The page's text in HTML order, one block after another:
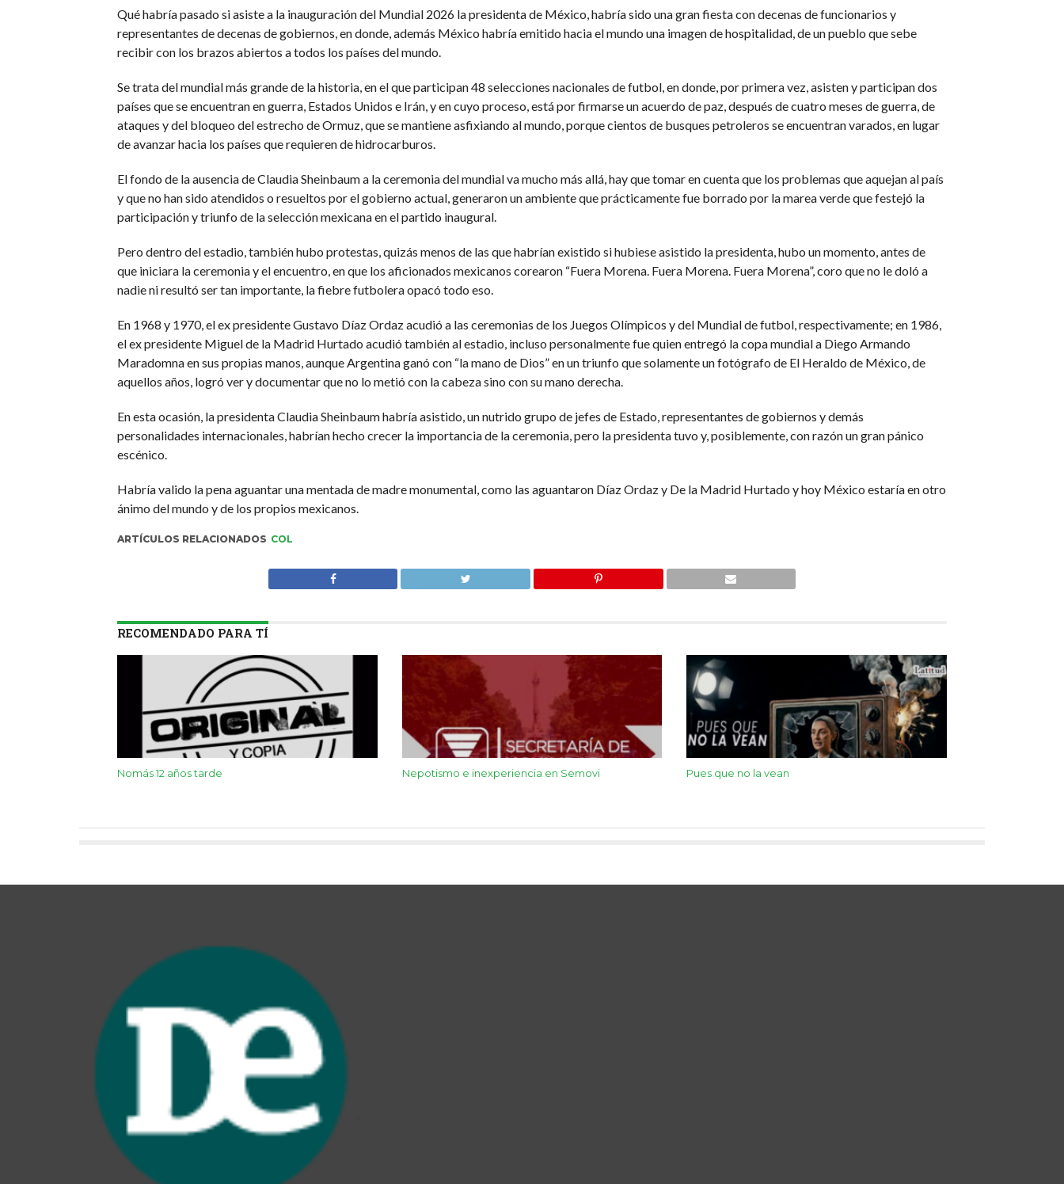
Qué habría pasado si asiste a la inauguración del Mundial 2026 la presidenta de México, habría sido una gran fiesta con decenas de funcionarios y
representantes de decenas de gobiernos, en donde, además México habría emitido hacia el mundo una imagen de hospitalidad, de un pueblo que sebe
recibir con los brazos abiertos a todos los países del mundo.
Se trata del mundial más grande de la historia, en el que participan 48 selecciones nacionales de futbol, en donde, por primera vez, asisten y participan dos
países que se encuentran en guerra, Estados Unidos e Irán, y en cuyo proceso, está por firmarse un acuerdo de paz, después de cuatro meses de guerra, de
ataques y del bloqueo del estrecho de Ormuz, que se mantiene asfixiando al mundo, porque cientos de busques petroleros se encuentran varados, en lugar
de avanzar hacia los países que requieren de hidrocarburos.
El fondo de la ausencia de Claudia Sheinbaum a la ceremonia del mundial va mucho más allá, hay que tomar en cuenta que los problemas que aquejan al país
y que no han sido atendidos o resueltos por el gobierno actual, generaron un ambiente que prácticamente fue borrado por la marea verde que festejó la
participación y triunfo de la selección mexicana en el partido inaugural.
Pero dentro del estadio, también hubo protestas, quizás menos de las que habrían existido si hubiese asistido la presidenta, hubo un momento, antes de
que iniciara la ceremonia y el encuentro, en que los aficionados mexicanos corearon “Fuera Morena. Fuera Morena. Fuera Morena”, coro que no le doló a
nadie ni resultó ser tan importante, la fiebre futbolera opacó todo eso.
En 1968 y 1970, el ex presidente Gustavo Díaz Ordaz acudió a las ceremonias de los Juegos Olímpicos y del Mundial de futbol, respectivamente; en 1986,
el ex presidente Miguel de la Madrid Hurtado acudió también al estadio, incluso personalmente fue quien entregó la copa mundial a Diego Armando
Maradomna en sus propias manos, aunque Argentina ganó con “la mano de Dios” en un triunfo que solamente un fotógrafo de El Heraldo de México, de
aquellos años, logró ver y documentar que no lo metió con la cabeza sino con su mano derecha.
En esta ocasión, la presidenta Claudia Sheinbaum habría asistido, un nutrido grupo de jefes de Estado, representantes de gobiernos y demás
personalidades internacionales, habrían hecho crecer la importancia de la ceremonia, pero la presidenta tuvo y, posiblemente, con razón un gran pánico
escénico.
Habría valido la pena aguantar una mentada de madre monumental, como las aguantaron Díaz Ordaz y De la Madrid Hurtado y hoy México estaría en otro
ánimo del mundo y de los propios mexicanos.
ARTÍCULOS RELACIONADOS COL
RECOMENDADO PARA TÍ
Nomás 12 años tarde Nepotismo e inexperiencia en Semovi Pues que no la vean